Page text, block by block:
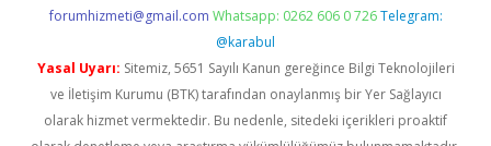
forumhizmeti@gmail.com Whatsapp: 0262 606 0 726 Telegram:
@karabul
Yasal Uyarı: Sitemiz, 5651 Sayılı Kanun gereğince Bilgi Teknolojileri
ve İletişim Kurumu (BTK) tarafından onaylanmış bir Yer Sağlayıcı
olarak hizmet vermektedir. Bu nedenle, sitedeki içerikleri proaktif